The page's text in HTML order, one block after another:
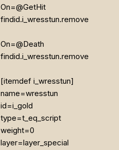
On=@GetHit
findid.i_wresstun.remove
On=@Death
findid.i_wresstun.remove
[itemdef i_wresstun]
name=wresstun
id=i_gold
type=t_eq_script
weight=0
layer=layer_special